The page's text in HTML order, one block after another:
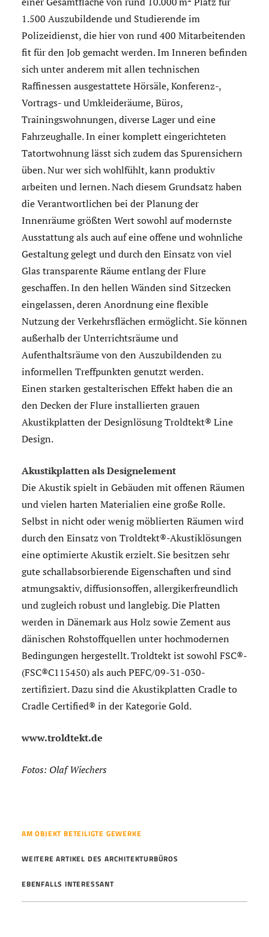
1.500 Auszubildende und Studierende im
Polizeidienst, die hier von rund 400 Mitarbeitenden
fit für den Job gemacht werden. Im Inneren befinden
sich unter anderem mit allen technischen
Raffinessen ausgestattete Hörsäle, Konferenz-,
Vortrags- und Umkleideräume, Büros,
Trainingswohnungen, diverse Lager und eine
Fahrzeughalle. In einer komplett eingerichteten
Tatortwohnung lässt sich zudem das Spurensichern
üben. Nur wer sich wohlfühlt, kann produktiv
arbeiten und lernen. Nach diesem Grundsatz haben
die Verantwortlichen bei der Planung der
Innenräume größten Wert sowohl auf modernste
Ausstattung als auch auf eine offene und wohnliche
Gestaltung gelegt und durch den Einsatz von viel
Glas transparente Räume entlang der Flure
geschaffen. In den hellen Wänden sind Sitzecken
eingelassen, deren Anordnung eine flexible
Nutzung der Verkehrsflächen ermöglicht. Sie können
außerhalb der Unterrichtsräume und
Aufenthaltsräume von den Auszubildenden zu
informellen Treffpunkten genutzt werden.
Einen starken gestalterischen Effekt haben die an
den Decken der Flure installierten grauen
Akustikplatten der Designlösung Troldtekt® Line
Design.
Akustikplatten als Designelement
Die Akustik spielt in Gebäuden mit offenen Räumen
und vielen harten Materialien eine große Rolle.
Selbst in nicht oder wenig möblierten Räumen wird
durch den Einsatz von Troldtekt®-Akustiklösungen
eine optimierte Akustik erzielt. Sie besitzen sehr
gute schallabsorbierende Eigenschaften und sind
atmungsaktiv, diffusionsoffen, allergikerfreundlich
und zugleich robust und langlebig. Die Platten
werden in Dänemark aus Holz sowie Zement aus
dänischen Rohstoffquellen unter hochmodernen
Bedingungen hergestellt. Troldtekt ist sowohl FSC®-
(FSC®C115450) als auch PEFC/09-31-030-
zertifiziert. Dazu sind die Akustikplatten Cradle to
Cradle Certified® in der Kategorie Gold.
www.troldtekt.de
Fotos: Olaf Wiechers
AM OBJEKT BETEILIGTE GEWERKE
WEITERE ARTIKEL DES ARCHITEKTURBÜROS
EBENFALLS INTERESSANT